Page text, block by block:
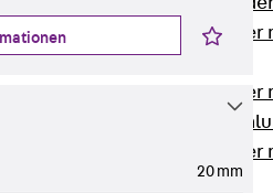
Gerätebecher
Gerätebecher
GST18-
Gerätebecher
Anschluss
20 mm